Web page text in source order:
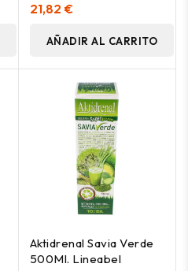
21,82 €
AÑADIR AL CARRITO
Aktidrenal Savia Verde
500Ml. Lineabel